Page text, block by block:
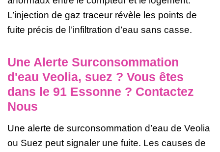
L’injection de gaz traceur révèle les points de
fuite précis de l’infiltration d’eau sans casse.
Une Alerte Surconsommation
d'eau Veolia, suez ? Vous êtes
dans le 91 Essonne ? Contactez
Nous
Une alerte de surconsommation d’eau de Veolia
ou Suez peut signaler une fuite. Les causes de